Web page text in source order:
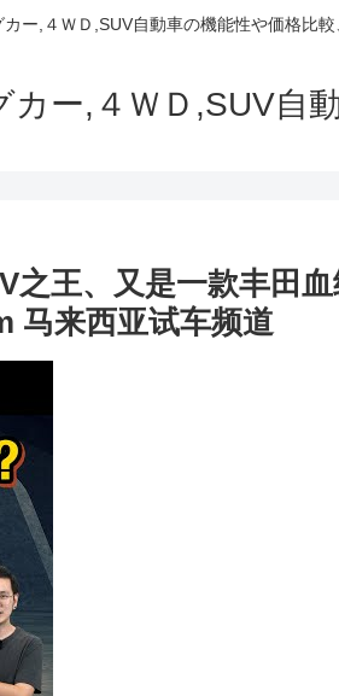
ー,４ＷＤ,SUV自動車の機能性や価格比較
ー,４ＷＤ,SUV自
之王、又是一款丰田
马来西亚试车频道